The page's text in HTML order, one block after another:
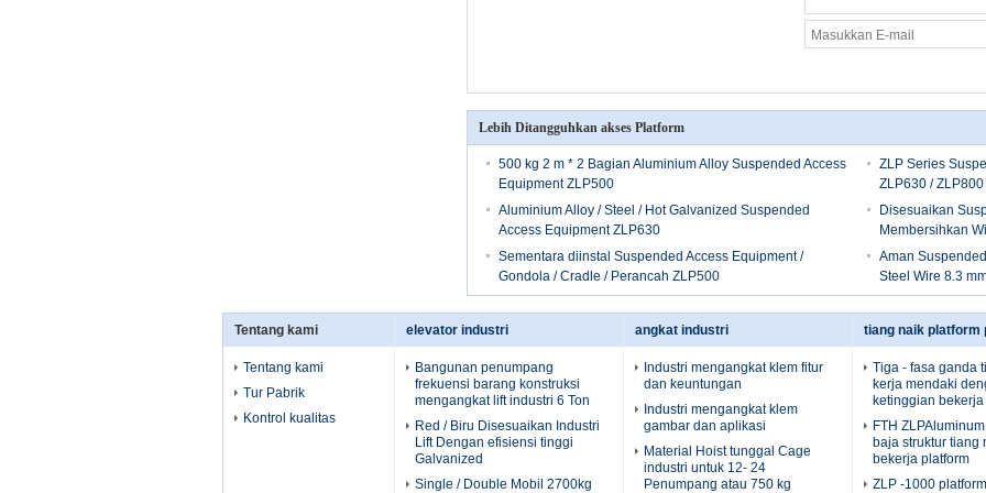
Lebih Ditangguhkan akses Platform
500 kg 2 m * 2 Bagian Aluminium Alloy Suspended Access
Equipment ZLP500
ZLP Series
ZLP630 / ZLP800
Aluminium Alloy / Steel / Hot Galvanized Suspended
Access Equipment ZLP630
Disesuaikan
Membersihkan
Sementara diinstal Suspended Access Equipment /
Gondola / Cradle / Perancah ZLP500
Aman
Steel Wire 8.3
Tentang kami
Tentang kami
Tur Pabrik
Kontrol kualitas
elevator industri
Bangunan penumpang
frekuensi barang konstruksi
mengangkat lift industri 6 Ton
Red / Biru Disesuaikan Industri
Lift Dengan efisiensi tinggi
Galvanized
Single / Double Mobil 2700kg
angkat industri
Industri mengangkat klem fitur
dan keuntungan
Industri mengangkat klem
gambar dan aplikasi
Material Hoist tunggal Cage
industri untuk 12- 24
Penumpang atau 750 kg
tiang naik platform
Tiga - fasa ganda
kerja mendaki
ketinggian bekerja
FTH ZLPAluminum
baja struktur tiang
bekerja platform
ZLP -1000 platform